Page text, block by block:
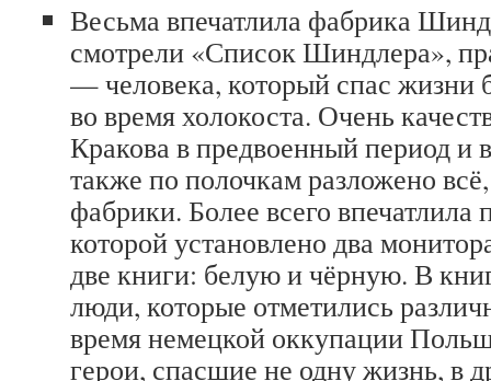
Весьма впечатлила фабрика
смотрели «Список Шиндлера»,
— человека, который спас жизни
во время холокоста. Очень
Кракова в предвоенный период и
также по полочкам разложено
фабрики. Более всего впечатлила
которой установлено два
две книги: белую и чёрную. В
люди, которые отметились
время немецкой оккупации
герои, спасшие не одну жизнь, в